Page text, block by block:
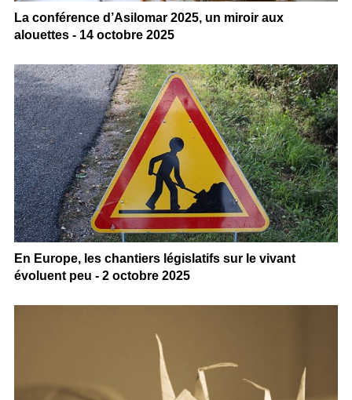
La conférence d’Asilomar 2025, un miroir aux
alouettes - 14 octobre 2025
En Europe, les chantiers législatifs sur le vivant
évoluent peu - 2 octobre 2025